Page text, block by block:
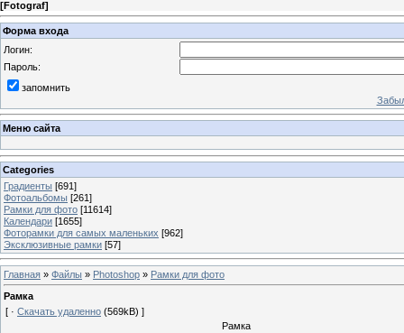
[Fotograf]
Форма входа
Логин:
Пароль:
запомнить
Меню сайта
Categories
Градиенты [691]
Фотоальбомы [261]
Рамки для фото [11614]
Календари [1655]
Фоторамки для самых маленьких [962]
Эксклюзивные рамки [57]
Главная » Файлы » Photoshop » Рамки для фото
Рамка
[ · Скачать удаленно (569kB) ]
Рамка